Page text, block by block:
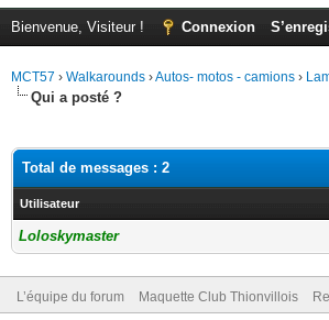
Bienvenue, Visiteur ! Connexion
MCT57 › Walkarounds ›Autos- motos - camions ›
Qui a posté ?
Total de messages : 2
Utilisateur
Loloskymaster
L’équipe du forum Maquette Club Thionvillois